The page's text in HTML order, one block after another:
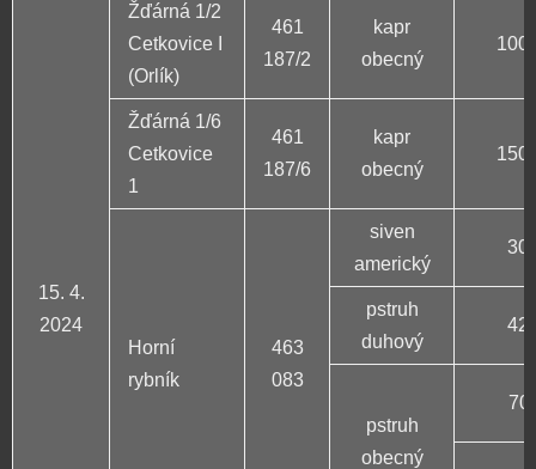
15. 4.
2024
Žďárná 1/2
Cetkovice I
(Orlík)
461
187/2
kapr
obecný
100
Žďárná 1/6
Cetkovice
1
461
187/6
kapr
obecný
150
Horní
rybník
463
083
siven
americký
30
pstruh
duhový
42
pstruh
obecný
70